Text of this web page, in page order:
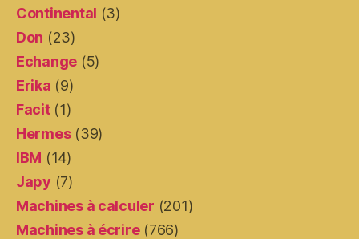
Continental (3)
Don (23)
Echange (5)
Erika (9)
Facit(1)
Hermes(39)
IBM (14)
Japy (7)
Machines à calculer (201)
Machines à écrire(766)